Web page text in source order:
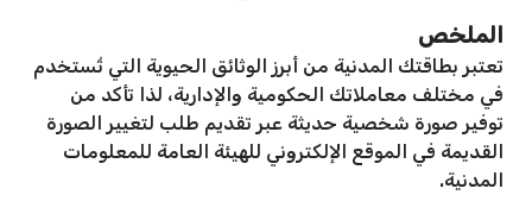
الملخص
تعتبر بطاقتك المدنية من أبرز الوثائق الحيوية التي تُستخدم
في مختلف معاملاتك الحكومية والإدارية، لذا تأكد من
توفير صورة شخصية حديثة عبر تقديم طلب لتغيير الصورة
القديمة في الموقع الإلكتروني للهيئة العامة للمعلومات
المدنية.